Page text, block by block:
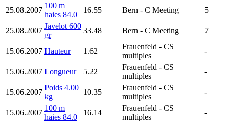
25.08.2007
100 m
haies 84.0
16.55 Bern - C Meeting 5
25.08.2007
Javelot 600
gr
33.48 Bern - C Meeting 7
15.06.2007 Hauteur 1.62
Frauenfeld - CS
multiples
-
15.06.2007 Longueur 5.22
Frauenfeld - CS
multiples
-
15.06.2007
Poids 4.00
kg
10.35
Frauenfeld - CS
multiples
-
15.06.2007
100 m
haies 84.0
16.14
Frauenfeld - CS
multiples
-